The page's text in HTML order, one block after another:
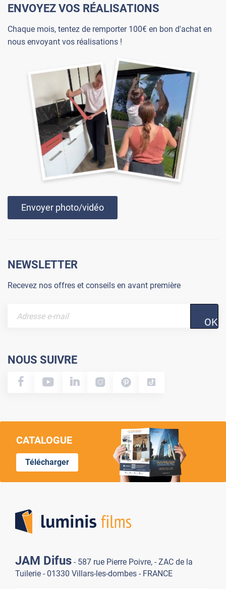
ENVOYEZ VOS RÉALISATIONS
Chaque mois, tentez de remporter 100€ en bon d'achat en
nous envoyant vos réalisations !
Envoyer photo/vidéo
NEWSLETTER
Recevez nos offres et conseils en avant première
OK
NOUS SUIVRE
CATALOGUE
Télécharger
JAM Difus - 587 rue Pierre Poivre, - ZAC de la
Tuilerie - 01330 Villars-les-dombes - FRANCE